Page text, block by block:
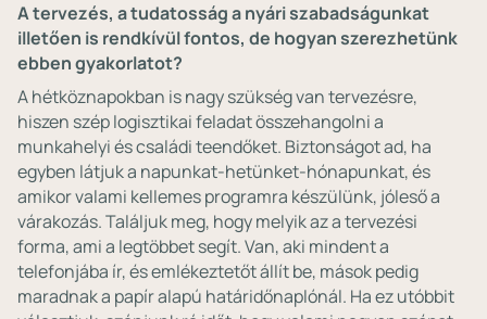
A tervezés, a tudatosság a nyári szabadságunkat
illetően is rendkívül fontos, de hogyan szerezhetünk
ebben gyakorlatot?
A hétköznapokban is nagy szükség van tervezésre,
hiszen szép logisztikai feladat összehangolni a
munkahelyi és családi teendőket. Biztonságot ad, ha
egyben látjuk a napunkat-hetünket-hónapunkat, és
amikor valami kellemes programra készülünk, jóleső a
várakozás. Találjuk meg, hogy melyik az a tervezési
forma, ami a legtöbbet segít. Van, aki mindent a
telefonjába ír, és emlékeztetőt állít be, mások pedig
maradnak a papír alapú határidőnaplónál. Ha ez utóbbit